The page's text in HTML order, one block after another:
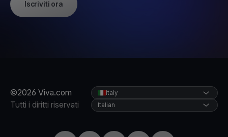
Iscriviti ora
©2026 Viva.com
Tutti i diritti riservati
Italy
Italian